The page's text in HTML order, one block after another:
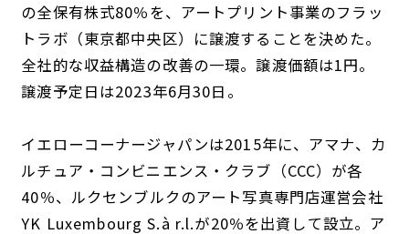
の全保有株式80％を、アートプリント事業のフラッ
トラボ（東京都中央区）に譲渡することを決めた。
全社的な収益構造の改善の一環。譲渡価額は1円。
譲渡予定日は2023年6月30日。
イエローコーナージャパンは2015年に、アマナ、カ
ルチュア・コンビニエンス・クラブ（CCC）が各
40％、ルクセンブルクのアート写真専門店運営会社
YK Luxembourg S.à r.l.が20％を出資して設立。ア